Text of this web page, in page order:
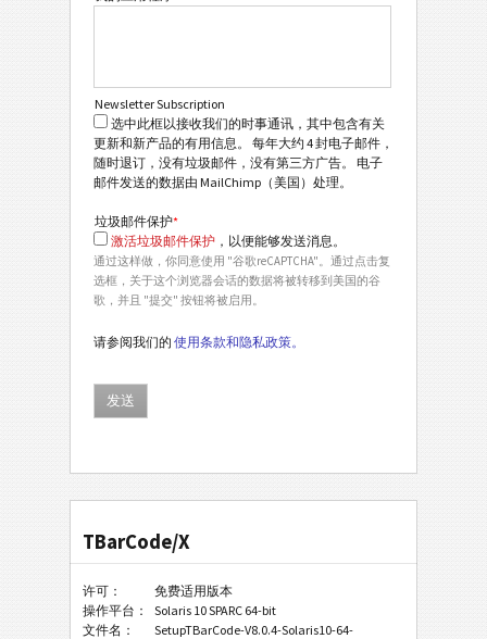
Newsletter Subscription
选中此框以接收我们的时事通讯，其中包含有关
更新和新产品的有用信息。 每年大约 4 封电子邮件，
随时退订，没有垃圾邮件，没有第三方广告。 电子
邮件发送的数据由 MailChimp（美国）处理。
垃圾邮件保护*
激活垃圾邮件保护 ，以便能够发送消息。
通过这样做，你同意使用 "谷歌reCAPTCHA"。通过点击复
选框，关于这个浏览器会话的数据将被转移到美国的谷
歌，并且 "提交" 按钮将被启用。
请参阅我们的 使用条款和隐私政策。
TBarCode/X
许可：
免费适用版本
操作平台：
Solaris 10 SPARC 64-bit
文件名：
SetupTBarCode-V8.0.4-Solaris10-64-